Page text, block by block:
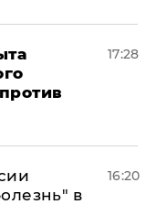
17:28
в
16:20